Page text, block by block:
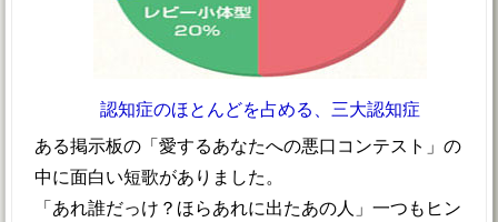
認知症のほとんどを占める、三大認知症
ある掲示板の「愛するあなたへの悪口コンテスト」の
中に面白い短歌がありました。
「あれ誰だっけ？ほらあれに出たあの人」一つもヒン